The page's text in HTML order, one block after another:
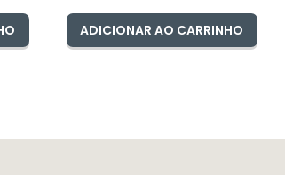
ADICIONAR AO CARRINHO